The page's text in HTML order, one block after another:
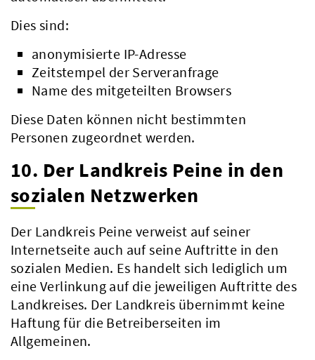
Dies sind:
anonymisierte IP-Adresse
Zeitstempel der Serveranfrage
Name des mitgeteilten Browsers
Diese Daten können nicht bestimmten
Personen zugeordnet werden.
10. Der Landkreis Peine in den
sozialen Netzwerken
Der Landkreis Peine verweist auf seiner
Internetseite auch auf seine Auftritte in den
sozialen Medien. Es handelt sich lediglich um
eine Verlinkung auf die jeweiligen Auftritte des
Landkreises. Der Landkreis übernimmt keine
Haftung für die Betreiberseiten im
Allgemeinen.